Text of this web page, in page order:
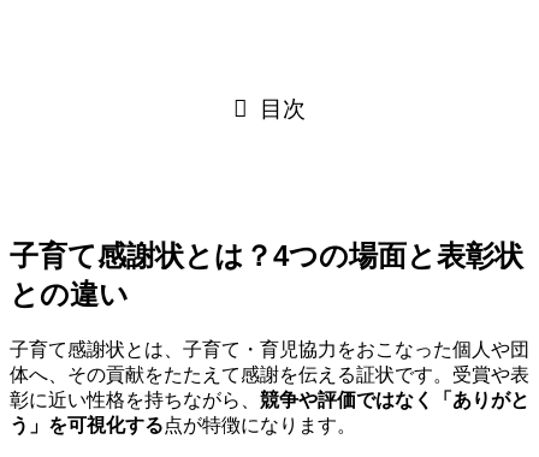
目次
子育て感謝状とは？4つの場面と表彰状
との違い
子育て感謝状とは、子育て・育児協力をおこなった個人や団
体へ、その貢献をたたえて感謝を伝える証状です。受賞や表
彰に近い性格を持ちながら、 競争や評価ではなく「ありがと
う」を可視化する点が特徴になります。